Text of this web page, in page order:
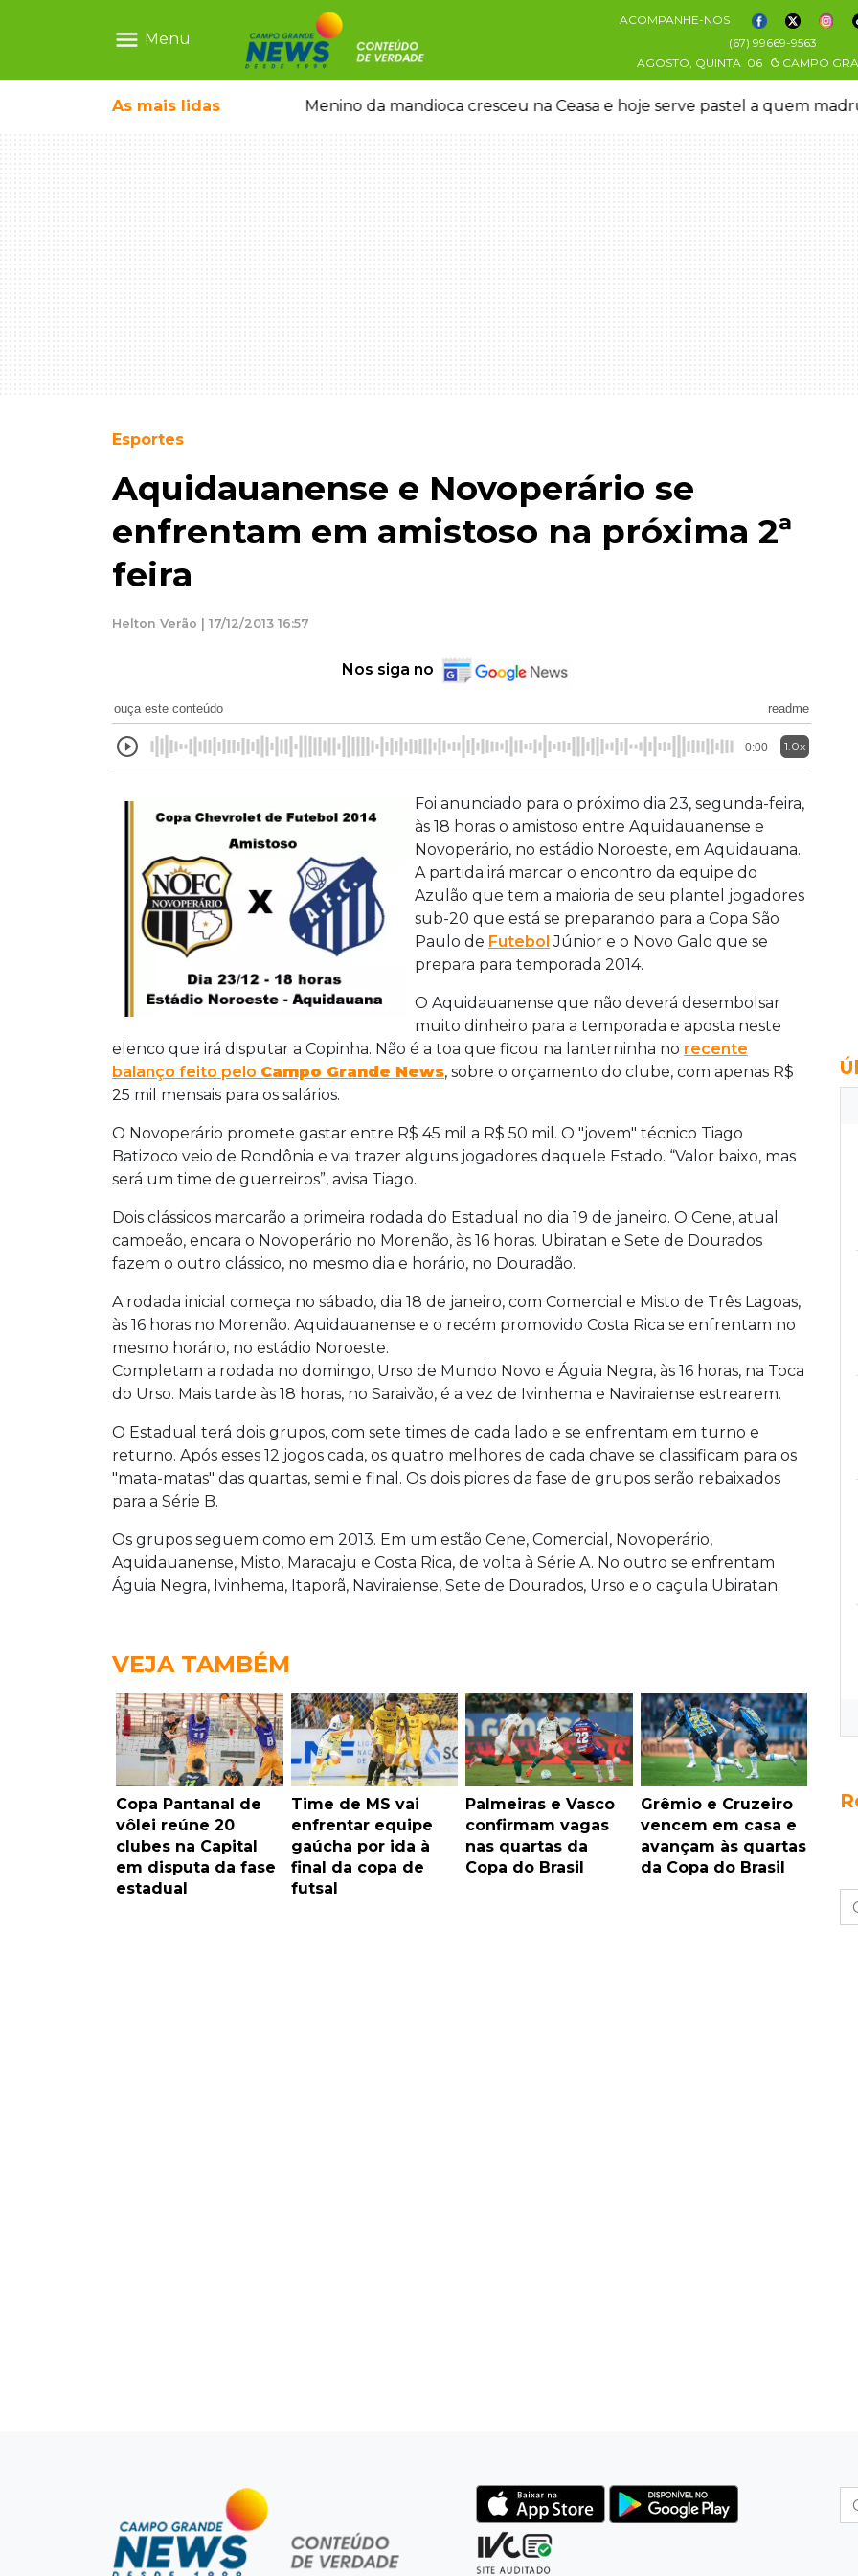
menu Menu
ACOMPANHE-NOS
(67) 99669-9563
AGOSTO, QUINTA 06 CAMPO
As mais lidas
não reconhece o filho queimado Menino da mandioca cresceu na Ceasa e hoje serve pastel a quem
Esportes
Aquidauanense e Novoperário se
enfrentam em amistoso na próxima 2ª
feira
Helton Verão | 17/12/2013 16:57
Nos siga no
ouça este conteúdo readme
0:00 1.0x
Foi anunciado para o próximo dia 23, segunda-feira,
às 18 horas o amistoso entre Aquidauanense e
Novoperário, no estádio Noroeste, em Aquidauana.
A partida irá marcar o encontro da equipe do
Azulão que tem a maioria de seu plantel jogadores
sub-20 que está se preparando para a Copa São
Paulo de Futebol Júnior e o Novo Galo que se
prepara para temporada 2014.
O Aquidauanense que não deverá desembolsar
muito dinheiro para a temporada e aposta neste
elenco que irá disputar a Copinha. Não é a toa que ficou na lanterninha no recente
balanço feito pelo Campo Grande News, sobre o orçamento do clube, com apenas R$
25 mil mensais para os salários.
O Novoperário promete gastar entre R$ 45 mil a R$ 50 mil. O "jovem" técnico Tiago
Batizoco veio de Rondônia e vai trazer alguns jogadores daquele Estado. “Valor baixo, mas
será um time de guerreiros”, avisa Tiago.
Dois clássicos marcarão a primeira rodada do Estadual no dia 19 de janeiro. O Cene, atual
campeão, encara o Novoperário no Morenão, às 16 horas. Ubiratan e Sete de Dourados
fazem o outro clássico, no mesmo dia e horário, no Douradão.
A rodada inicial começa no sábado, dia 18 de janeiro, com Comercial e Misto de Três Lagoas,
às 16 horas no Morenão. Aquidauanense e o recém promovido Costa Rica se enfrentam no
mesmo horário, no estádio Noroeste.
Completam a rodada no domingo, Urso de Mundo Novo e Águia Negra, às 16 horas, na Toca
do Urso. Mais tarde às 18 horas, no Saraivão, é a vez de Ivinhema e Naviraiense estrearem.
O Estadual terá dois grupos, com sete times de cada lado e se enfrentam em turno e
returno. Após esses 12 jogos cada, os quatro melhores de cada chave se classificam para os
"mata-matas" das quartas, semi e final. Os dois piores da fase de grupos serão rebaixados
para a Série B.
Os grupos seguem como em 2013. Em um estão Cene, Comercial, Novoperário,
Aquidauanense, Misto, Maracaju e Costa Rica, de volta à Série A. No outro se enfrentam
Águia Negra, Ivinhema, Itaporã, Naviraiense, Sete de Dourados, Urso e o caçula Ubiratan.
VEJA TAMBÉM
Copa Pantanal de
vôlei reúne 20
clubes na Capital
em disputa da fase
estadual
Time de MS vai
enfrentar equipe
gaúcha por ida à
final da copa de
futsal
Palmeiras e Vasco
confirmam vagas
nas quartas da
Copa do Brasil
Grêmio e Cruzeiro
vencem em casa e
avançam às quartas
da Copa do Brasil